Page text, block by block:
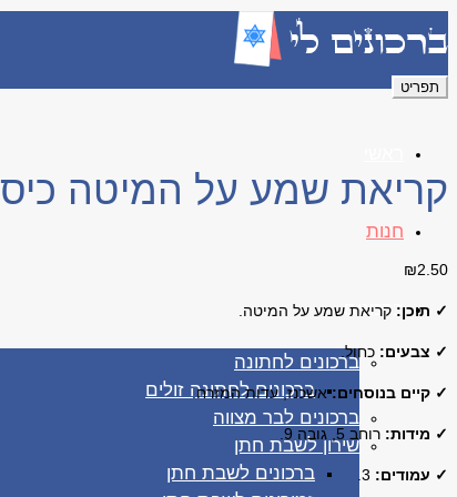
תפריט
חנות
ברכונים
ברכונים לחתונה
ברכונים לחתונה זולים
ברכונים לבר מצווה
שירון לשבת חתן
ברכונים לשבת חתן
קריאת שמע על המיטה כיס
₪2.50
✓ תוכן: קריאת שמע על המיטה.
✓ צבעים: כחול.
✓ קיים בנוסחים:אשכנז, עדות המזרח.
✓ מידות: רוחב 5, גובה 9.
✓ עמודים: